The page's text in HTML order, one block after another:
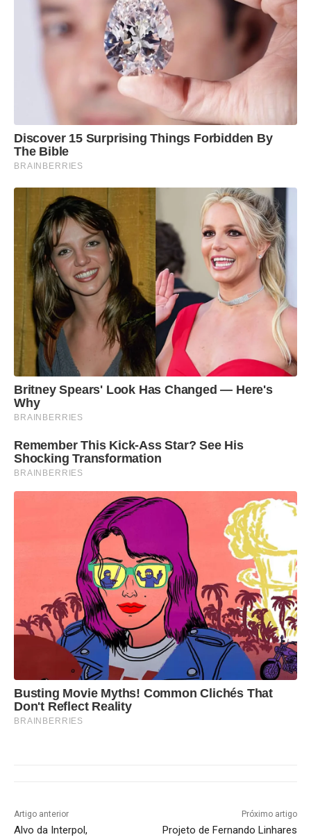
Discover 15 Surprising Things Forbidden By
The Bible
BRAINBERRIES
Britney Spears' Look Has Changed — Here's
Why
BRAINBERRIES
Remember This Kick-Ass Star? See His
Shocking Transformation
BRAINBERRIES
Busting Movie Myths! Common Clichés That
Don't Reflect Reality
BRAINBERRIES
Artigo anterior
Alvo da Interpol,
Próximo artigo
Projeto de Fernando Linhares